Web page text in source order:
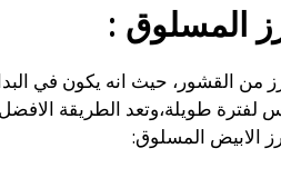
المسلوق :
من القشور، حيث انه يكون في
طويلة،وتعد الطريقة
الابيض المسلوق: